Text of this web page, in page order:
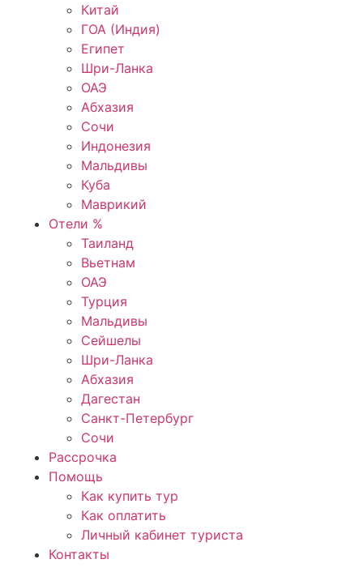
Китай
ГОА (Индия)
Египет
Шри-Ланка
ОАЭ
Абхазия
Сочи
Индонезия
Мальдивы
Куба
Маврикий
Отели %
Таиланд
Вьетнам
ОАЭ
Турция
Мальдивы
Сейшелы
Шри-Ланка
Абхазия
Дагестан
Санкт-Петербург
Сочи
Рассрочка
Помощь
Как купить тур
Как оплатить
Личный кабинет туриста
Контакты